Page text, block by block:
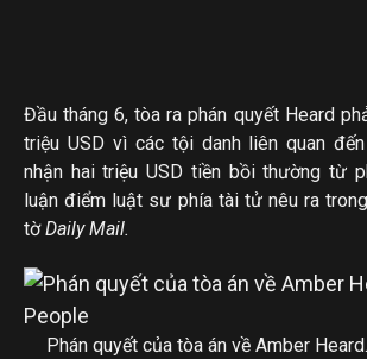
Đầu tháng 6, tòa ra phán quyết Heard
triệu USD vì các tội danh liên quan
nhận hai triệu USD tiền bồi thường từ
luận điểm luật sư phía tài tử nêu ra
tờDaily Mail.
Phán quyết của tòa án về Amber